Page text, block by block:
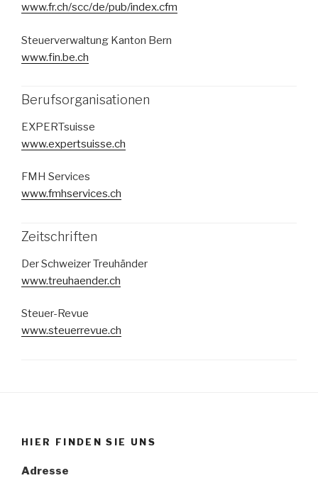
www.fr.ch/scc/de/pub/index.cfm
Steuerverwaltung Kanton Bern
www.fin.be.ch
Berufsorganisationen
EXPERTsuisse
www.expertsuisse.ch
FMH Services
www.fmhservices.ch
Zeitschriften
Der Schweizer Treuhänder
www.treuhaender.ch
Steuer-Revue
www.steuerrevue.ch
HIER FINDEN SIE UNS
Adresse